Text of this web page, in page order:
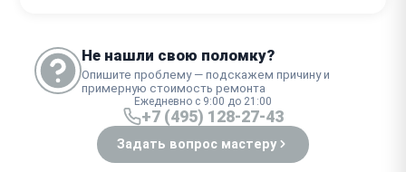
Не нашли свою поломку?
Опишите проблему — подскажем причину и
примерную стоимость ремонта
Ежедневно с 9:00 до 21:00
+7 (495) 128-27-43
Задать вопрос мастеру